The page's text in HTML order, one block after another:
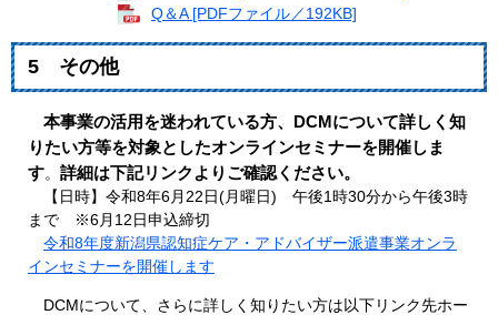
Q＆A [PDFファイル／192KB]
5 その他
本事業の活用を迷われている方、DCMについて詳しく知
りたい方等を対象としたオンラインセミナーを開催しま
す。 詳細は下記リンクよりご確認ください。
​ 【日時】令和8年6月22日(月曜日) 午後1時30分から午後3時
まで ※6月12日申込締切
令和8年度新潟県認知症ケア・アドバイザー派遣事業オンラ
インセミナーを開催します​
DCMについて、さらに詳しく知りたい方は以下リンク先ホー